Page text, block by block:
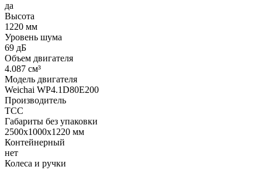
да
Высота
1220 мм
Уровень шума
69 дБ
Объем двигателя
4.087 см³
Модель двигателя
Weichai WP4.1D80E200
Производитель
ТСС
Габариты без упаковки
2500x1000x1220 мм
Контейнерный
нет
Колеса и ручки